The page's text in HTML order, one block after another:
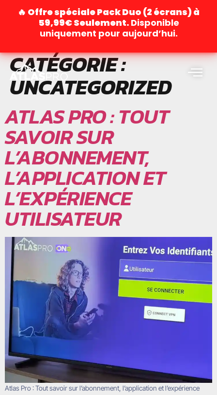
🔥 Offre spéciale Pack Duo (2 écrans) à
59,99€ Seulement. Disponible
uniquement pour aujourd’hui.
CATÉGORIE :
UNCATEGORIZED
ATLAS PRO : TOUT
SAVOIR SUR
L’ABONNEMENT,
L’APPLICATION ET
L’EXPÉRIENCE
UTILISATEUR
Atlas Pro : Tout savoir sur l’abonnement, l’application et l’expérience